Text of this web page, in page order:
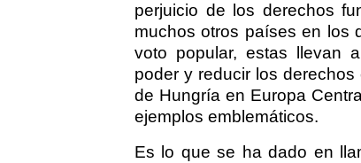
perjuicio de los derechos
muchos otros países en los
voto popular, estas llevan
poder y reducir los
de Hungría en Europa
ejemplos emblemáticos.
Es lo que se ha dado en